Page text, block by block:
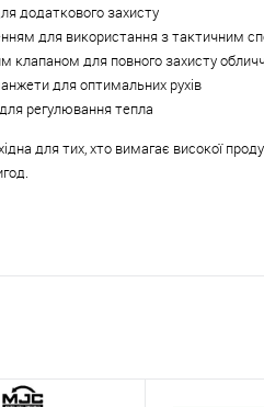
додаткового захисту
для використання з тактичним
клапаном для повного захисту
для оптимальних рухів
регулювання тепла
для тих, хто вимагає високої